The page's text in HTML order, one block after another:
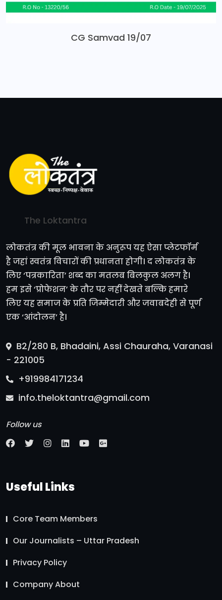
CG Samvad 19/07
The Loktantra
लोकतंत्र की मूल भावना के अनुरूप यह ऐसा प्लेटफॉर्म
है जहां स्वतंत्र विचारों की प्रधानता होगी। द लोकतंत्र के
लिए ‘पत्रकारिता’ शब्द का मतलब बिलकुल अलग है।
हम इसे ‘प्रोफेशन’ के तौर पर नहीं देखते बल्कि हमारे
लिए यह समाज के प्रति जिम्मेदारी और जवाबदेही से पूर्ण
एक ‘आंदोलन’ है।
B2/280 B, Bhadaini, Assi Chauraha, Varanasi
- 221005
+919984171234
info.theloktantra@gmail.com
Follow us
Useful Links
Core Team Members
Our Journalists – Uttar Pradesh
Privacy Policy
Company About